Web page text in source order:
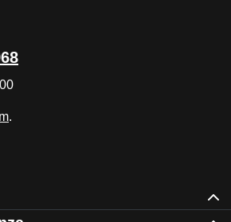
.
– opens in a new browser tab (external
– opens in a new browser tab
on Pinterest – opens in a new browser
on X – opens in a new browser tab